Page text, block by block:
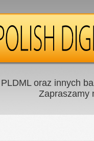
oraz innych
Zapraszamy